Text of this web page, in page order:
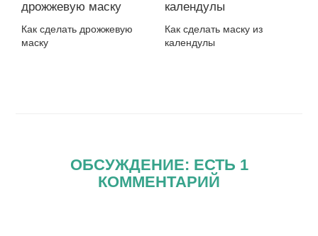
Как сделать дрожжевую
маску
Как сделать маску из
календулы
ОБСУЖДЕНИЕ: ЕСТЬ 1
КОММЕНТАРИЙ